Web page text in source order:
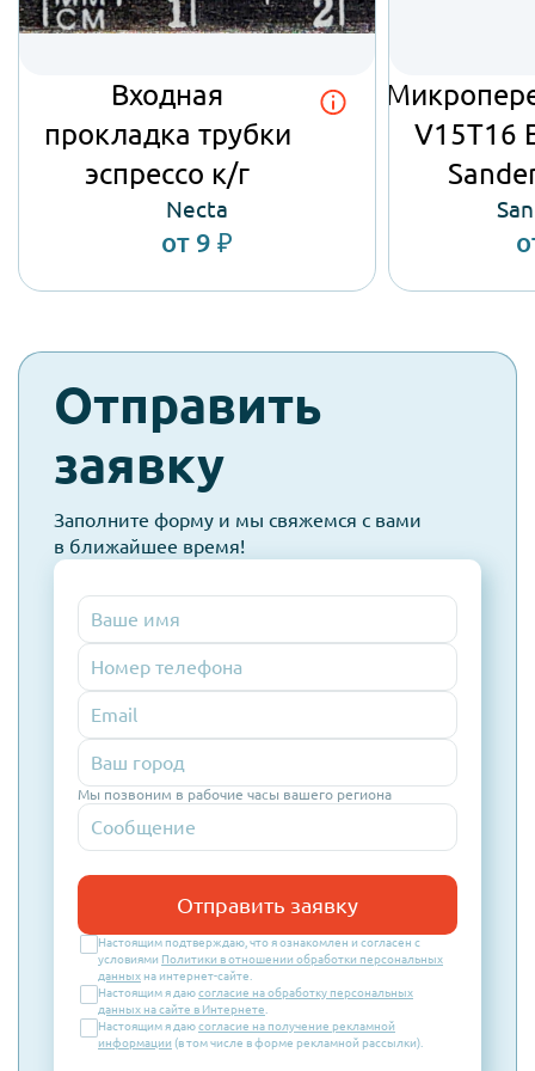
Входная
прокладка трубки
эспрессо к/г
Necta
от 9 ₽
V15T16
check-
spam
Отправить
заявку
Заполните форму и мы свяжемся с вами
в ближайшее время!
Номер
телефона
Email
Мы позвоним в рабочие часы вашего региона
Отправить заявку
Настоящим подтверждаю, что я ознакомлен и согласен с
условиями Политики в отношении обработки персональных
данных на интернет-сайте.
Настоящим я даюсогласие на обработку персональных
данных на сайте в Интернете
Настоящим я даюсогласие на получение рекламной
информации (в том числе в форме рекламной рассылки).